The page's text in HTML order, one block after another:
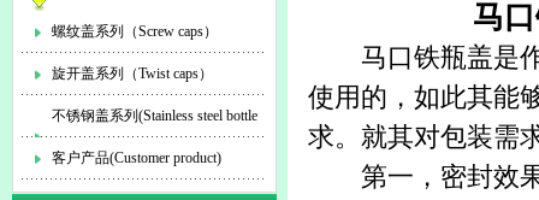
螺纹盖系列（Screw caps）
旋开盖系列（Twist caps）
不锈钢盖系列(Stainless steel bottle
cap)
客户产品(Customer product)
马
马口铁瓶盖是
使用的，如此其能
求。就其对包装需
第一，密封效果